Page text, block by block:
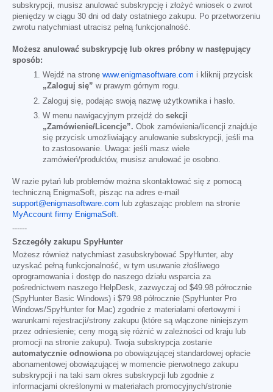
subskrypcji, musisz anulować subskrypcję i złożyć wniosek o zwrot
pieniędzy w ciągu 30 dni od daty ostatniego zakupu. Po przetworzeniu
zwrotu natychmiast utracisz pełną funkcjonalność.
Możesz anulować subskrypcję lub okres próbny w następujący
sposób:
Wejdź na stronę www.enigmasoftware.com i kliknij przycisk
„Zaloguj się” w prawym górnym rogu.
Zaloguj się, podając swoją nazwę użytkownika i hasło.
W menu nawigacyjnym przejdź do sekcji
„Zamówienie/Licencje”. Obok zamówienia/licencji znajduje
się przycisk umożliwiający anulowanie subskrypcji, jeśli ma
to zastosowanie. Uwaga: jeśli masz wiele
zamówień/produktów, musisz anulować je osobno.
W razie pytań lub problemów można skontaktować się z pomocą
techniczną EnigmaSoft, pisząc na adres e-mail
support@enigmasoftware.com lub zgłaszając problem na stronie
MyAccount firmy EnigmaSoft.
------
Szczegóły zakupu SpyHunter
Możesz również natychmiast zasubskrybować SpyHunter, aby
uzyskać pełną funkcjonalność, w tym usuwanie złośliwego
oprogramowania i dostęp do naszego działu wsparcia za
pośrednictwem naszego HelpDesk, zazwyczaj od $49.98 półrocznie
(SpyHunter Basic Windows) i $79.98 półrocznie (SpyHunter Pro
Windows/SpyHunter for Mac) zgodnie z materiałami ofertowymi i
warunkami rejestracji/strony zakupu (które są włączone niniejszym
przez odniesienie; ceny mogą się różnić w zależności od kraju lub
promocji na stronie zakupu). Twoja subskrypcja zostanie
automatycznie odnowionapo obowiązującej standardowej opłacie
abonamentowej obowiązującej w momencie pierwotnego zakupu
subskrypcji i na taki sam okres subskrypcji lub zgodnie z
informacjami określonymi w materiałach promocyjnych/stronie